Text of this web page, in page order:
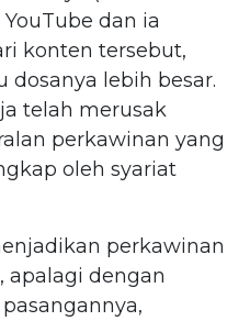
dan ia
konten tersebut,
dosanya lebih besar.
telah merusak
perkawinan yang
oleh syariat
perkawinan
apalagi dengan